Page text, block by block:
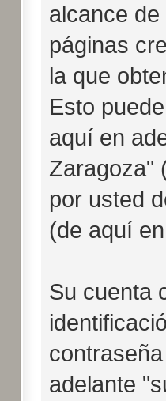
alcance
páginas
la que
Esto
aquí en
Zaragoza"
por usted
(de aquí
Su cuenta
adelante